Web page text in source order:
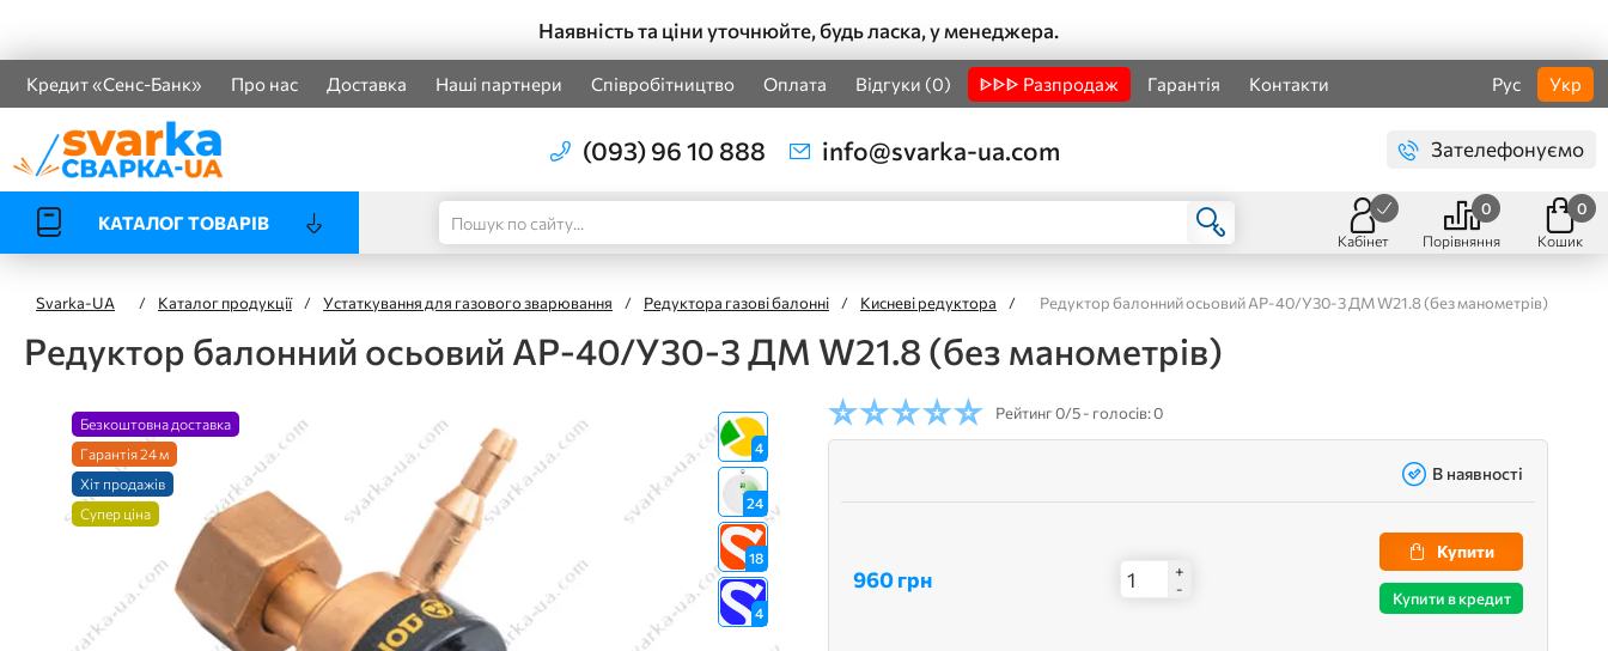
Наявність та ціни уточнюйте, будь ласка, у менеджера.
Кредит «Сенс-Банк» Про нас Доставка Наші партнери Співробітництво Оплата Відгуки (0) ᐈᐈᐈ Разпродаж Гарантія Контакти Рус Укр
(093) 96 10 888 info@svarka-ua.com Зателефонуємо
КАТАЛОГ ТОВАРІВ
Кабінет Порівняння
0
Кошик
0
Svarka-UA / Каталог продукції / Устаткування для газового зварювання / Редуктора газові балонні / Кисневі редуктора / Редуктор балонний осьовий АР-40/У30-3 ДМ W21.8 (без манометрів)
Редуктор балонний осьовий АР-40/У30-3 ДМ W21.8 (без манометрів)
Безкоштовна доставка
Гарантія 24 м
Хіт продажів
Супер ціна
4
24
18
4
Рейтинг0/5 - голосів: 0
В наявності
960 грн
+
-
Купити
Купити в кредит